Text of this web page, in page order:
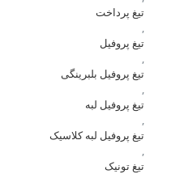
تیغ پرداخت
,
تیغ پروفیل
,
تیغ پروفیل بلبرینگی
,
تیغ پروفیل لبه
,
تیغ پروفیل لبه کلاسیک
,
تیغ تونیک